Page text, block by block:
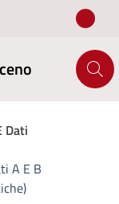
Dati
A E B